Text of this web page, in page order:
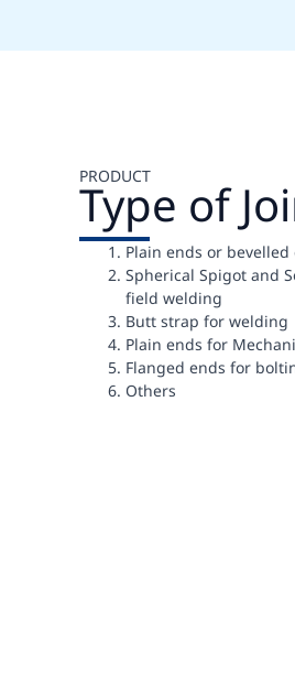
PRODUCT
Type of
Plain ends or
Spherical Spigot and
field welding
Butt strap for welding
Plain ends for
Flanged ends for
Others